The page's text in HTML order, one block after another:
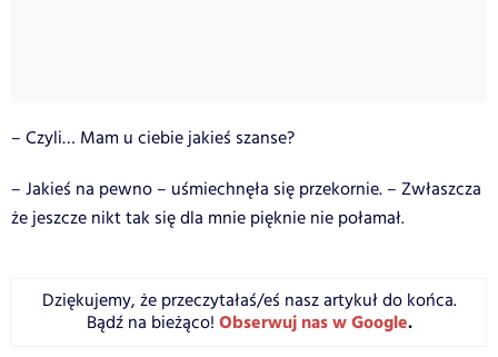
– Czyli… Mam u ciebie jakieś szanse?
– Jakieś na pewno – uśmiechnęła się przekornie. – Zwłaszcza
że jeszcze nikt tak się dla mnie pięknie nie połamał.
Dziękujemy, że przeczytałaś/eś nasz artykuł do końca.
Bądź na bieżąco! Obserwuj nas w Google.